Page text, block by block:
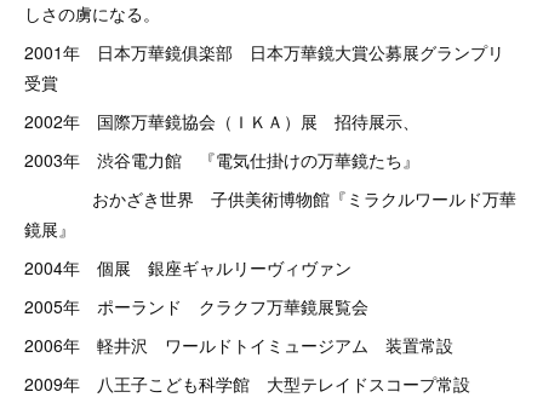
しさの虜になる。
2001年 日本万華鏡俱楽部 日本万華鏡大賞公募展グランプリ
受賞
2002年 国際万華鏡協会（ＩＫＡ）展 招待展示、
2003年 渋谷電力館 『電気仕掛けの万華鏡たち』
おかざき世界 子供美術博物館『ミラクルワールド万華
鏡展』
2004年 個展 銀座ギャルリーヴィヴァン
2005年 ポーランド クラクフ万華鏡展覧会
2006年 軽井沢 ワールドトイミュージアム 装置常設
2009年 八王子こども科学館 大型テレイドスコープ常設